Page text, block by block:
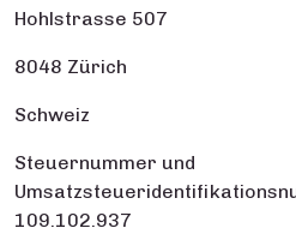
Hohlstrasse 507
8048 Zürich
Schweiz
Steuernummer und
109.102.937